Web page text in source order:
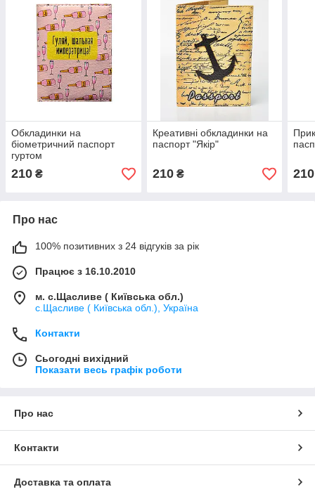
Обкладинки на
біометричний паспорт
гуртом
210 ₴
Креативні обкладинки на
паспорт "Якір"
210₴ 210
Про нас
100% позитивних з 24 відгуків за рік
Працює з 16.10.2010
м. с.Щасливе ( Київська обл.)
с.Щасливе ( Київська обл.), Україна
Контакти
Сьогодні вихідний
Показати весь графік роботи
Про нас
Контакти
Доставка та оплата